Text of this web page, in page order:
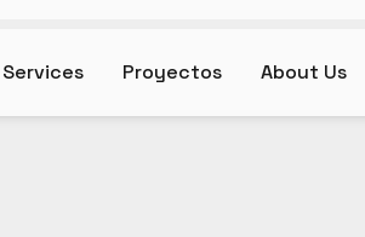
Services Proyectos About Us